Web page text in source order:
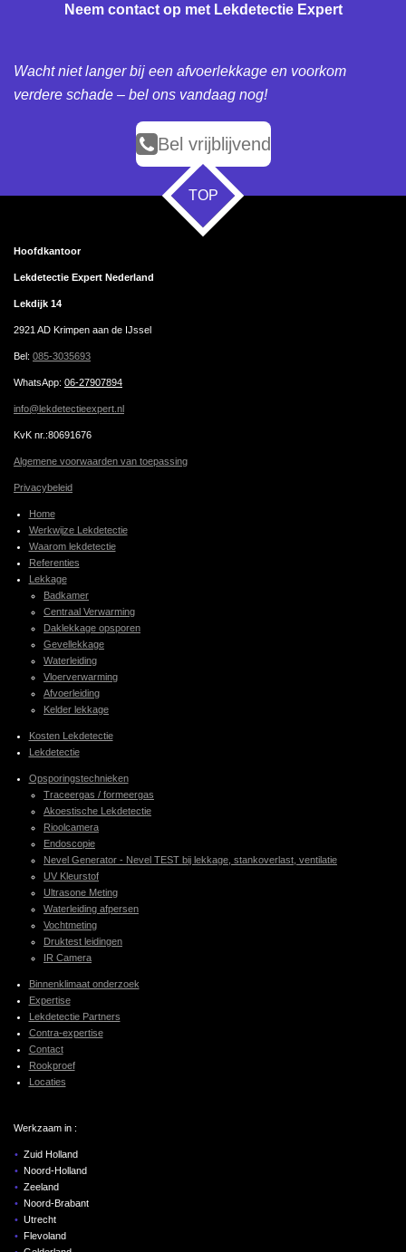
Neem contact op met Lekdetectie Expert
Wacht niet langer bij een afvoerlekkage en voorkom
verdere schade – bel ons vandaag nog!
Bel vrijblijvend
TOP
Hoofdkantoor
Lekdetectie Expert Nederland
Lekdijk 14
2921 AD Krimpen aan de IJssel
Bel: 085-3035693
WhatsApp: 06-27907894
info@lekdetectieexpert.nl
KvK nr.:80691676
Algemene voorwaarden van toepassing
Privacybeleid
Home
Werkwijze Lekdetectie
Waarom lekdetectie
Referenties
Lekkage
Badkamer
Centraal Verwarming
Daklekkage opsporen
Gevellekkage
Waterleiding
Vloerverwarming
Afvoerleiding
Kelder lekkage
Kosten Lekdetectie
Lekdetectie
Opsporingstechnieken
Traceergas / formeergas
Akoestische Lekdetectie
Rioolcamera
Endoscopie
Nevel Generator - Nevel TEST bij lekkage, stankoverlast, ventilatie
UV Kleurstof
Ultrasone Meting
Waterleiding afpersen
Vochtmeting
Druktest leidingen
IR Camera
Binnenklimaat onderzoek
Expertise
Lekdetectie Partners
Contra-expertise
Contact
Rookproef
Locaties
Werkzaam in :
Zuid Holland
Noord-Holland
Zeeland
Noord-Brabant
Utrecht
Flevoland